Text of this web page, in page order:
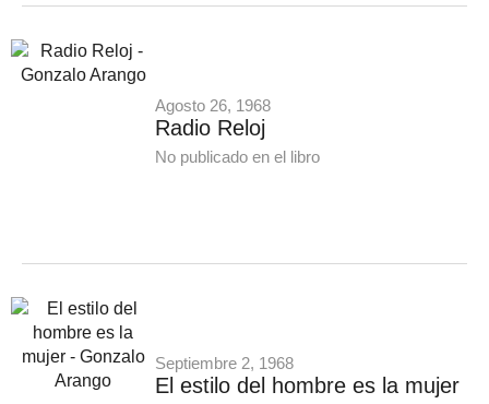
Agosto 26, 1968
Radio Reloj
No publicado en el libro
Septiembre 2, 1968
El estilo del hombre es la mujer